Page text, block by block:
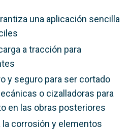
una aplicación sencilla
a tracción para
y seguro para ser cortado
o cizalladoras para
en las obras posteriores
corrosión y elementos